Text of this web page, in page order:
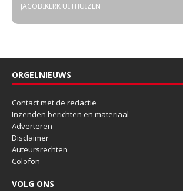
JACOBIKERK UITHUIZEN
ORGELNIEUWS
Contact met de redactie
Inzenden berichten en materiaal
Adverteren
Disclaimer
Auteursrechten
Colofon
VOLG ONS